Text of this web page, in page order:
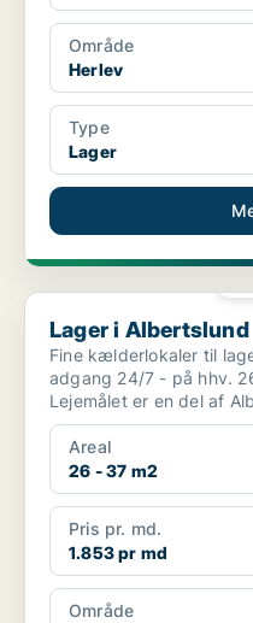
Område
Herlev
Type
Lager
Lager i Albertslund
Lager i Albertslund
Fine kælderlokaler til
adgang 24/7 - på hhv. 26 og
Lejemålet er en del af
erhvervskvar...
Areal
26 - 37 m2
Pris pr. md.
1.853 pr md
Område